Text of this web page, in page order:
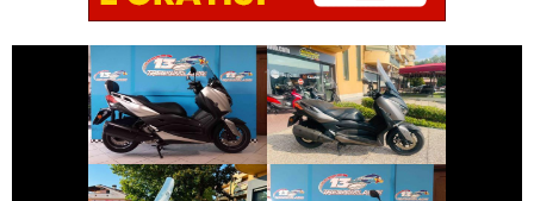
YAMAHA XMAX
€ 4.390 €
YAMAHA XMAX
€ 3.290 €
€ 3.190 € € 3.490 €